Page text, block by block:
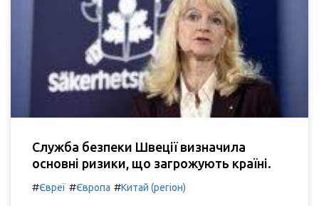
Служба безпеки Швеції визначила
основні ризики, що загрожують країні.
#Євреї #Європа #Китай (регіон)